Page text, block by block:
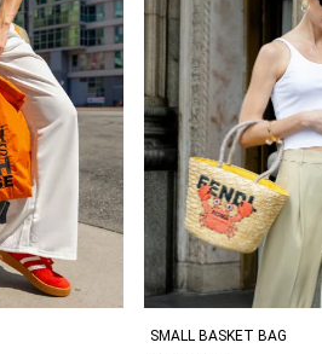
SMALL BASKET BAG